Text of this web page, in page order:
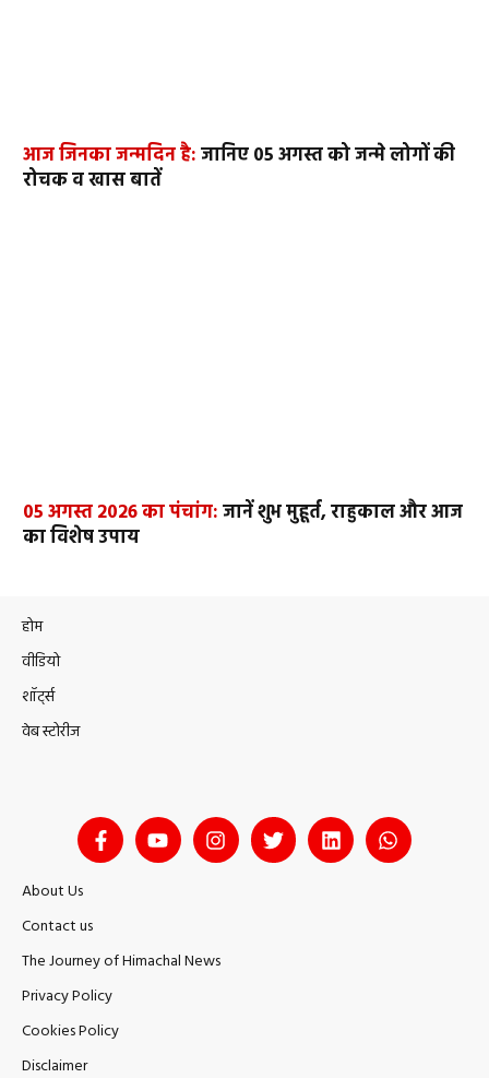
आज जिनका जन्मदिन है:जानिए 05 अगस्त को जन्मे लोगों की
रोचक व खास बातें
05 अगस्त 2026 का पंचांग:जानें शुभ मुहूर्त, राहुकाल और आज
का विशेष उपाय
होम
वीडियो
शॉर्ट्स
वेब स्टोरीज
About Us
Contact us
The Journey of Himachal News
Privacy Policy
Cookies Policy
Disclaimer